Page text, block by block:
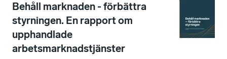
Behåll marknaden - förbättra
styrningen. En rapport om
upphandlade
arbetsmarknadstjänster